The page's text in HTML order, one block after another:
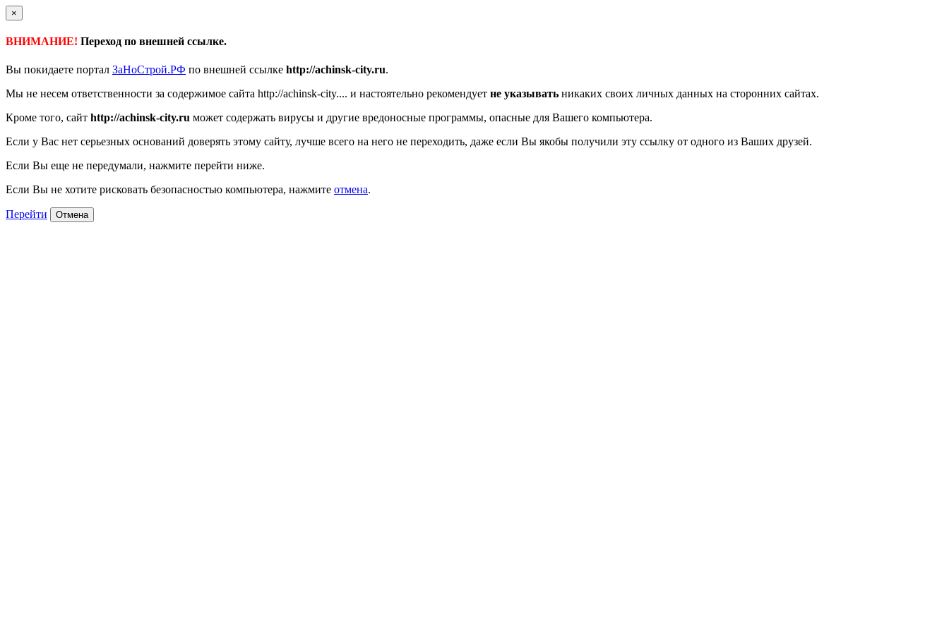
×
ВНИМАНИЕ! Переход по внешней ссылке.
Вы покидаете портал ЗаНоСтрой.РФ по внешней ссылке http://achinsk-city.ru.
Мы не несем ответственности за содержимое сайта http://achinsk-city.... и настоятельно рекомендует не указывать никаких своих личных данных на сторонних сайтах.
Кроме того, сайт http://achinsk-city.ru может содержать вирусы и другие вредоносные программы, опасные для Вашего компьютера.
Если у Вас нет серьезных оснований доверять этому сайту, лучше всего на него не переходить, даже если Вы якобы получили эту ссылку от одного из Ваших друзей.
Если Вы еще не передумали, нажмите перейти ниже.
Если Вы не хотите рисковать безопасностью компьютера, нажмите отмена.
Перейти Отмена